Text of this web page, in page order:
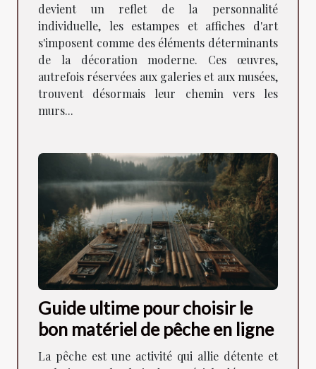
devient un reflet de la personnalité
individuelle, les estampes et affiches d'art
s'imposent comme des éléments déterminants
de la décoration moderne. Ces œuvres,
autrefois réservées aux galeries et aux musées,
trouvent désormais leur chemin vers les
murs...
Guide ultime pour choisir le
bon matériel de pêche en ligne
La pêche est une activité qui allie détente et